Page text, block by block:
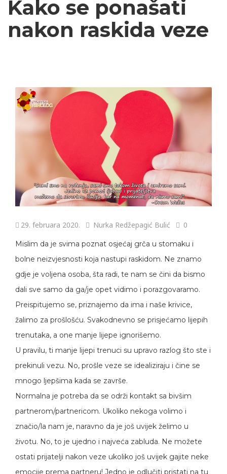
Kako se ponašati
nakon raskida veze
29. februara 2020. Nurka Redžepagić Bulić 0
Mislim da je svima poznat osjećaj grča u stomaku i
bolne neizvjesnosti koja nastupi raskidom. Ne znamo
gdje je voljena osoba, šta radi, te nam se čini da bismo
dali sve samo da ga/je opet vidimo i porazgovaramo.
Preispitujemo se, priznajemo da ima i naše krivice,
žalimo za prošlošću. Svakodnevno se prisjećamo lijepih
trenutaka, a one manje lijepe ignorišemo.
U pravilu, ti manje lijepi trenuci su upravo razlog što ste i
prekinuli vezu. No, prošle veze se idealiziraju i čine se
mnogo ljepšima kada se završe.
Normalna je potreba da se održi kontakt sa bivšim
partnerom/partnericom. Ukoliko nekoga volimo i
značio/la nam je, naravno da je još uvijek želimo u
životu. No, to je ujedno i najveća zabluda. Ne možete
ostati prijatelji nakon veze ukoliko još uvijek gajite neke
emocije prema partneru! Jedno je odlučiti pristati na tu